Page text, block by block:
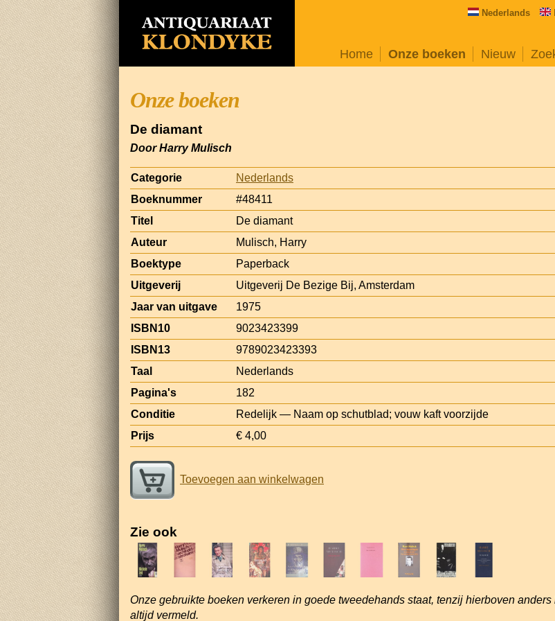
Nederlands
Home Onze boeken Nieuw
Onze boeken
De diamant
Door Harry Mulisch
Categorie
Nederlands
Boeknummer
#48411
Titel
De diamant
Auteur
Mulisch, Harry
Boektype
Paperback
Uitgeverij
Uitgeverij De Bezige Bij, Amsterdam
Jaar van uitgave
1975
ISBN10
9023423399
ISBN13
9789023423393
Taal
Nederlands
Pagina's
182
Conditie
Redelijk — Naam op schutblad; vouw kaft voorzijde
Prijs
€ 4,00
Toevoegen aan winkelwagen
Zie ook
Onze gebruikte boeken verkeren in goede tweedehands staat, tenzij hierboven
altijd vermeld.